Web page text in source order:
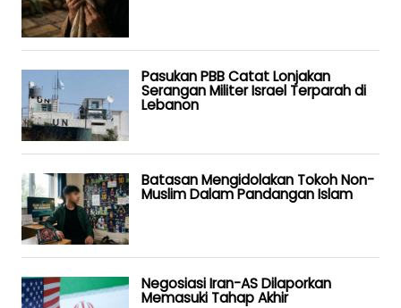
Pasukan PBB Catat Lonjakan
Serangan Militer Israel Terparah di
Lebanon
Batasan Mengidolakan Tokoh Non-
Muslim Dalam Pandangan Islam
Negosiasi Iran-AS Dilaporkan
Memasuki Tahap Akhir